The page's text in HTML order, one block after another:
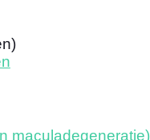
maculadegeneratie)